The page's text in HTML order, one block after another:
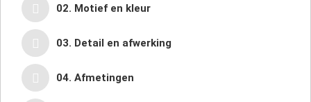
02. Motief en kleur
03. Detail en afwerking
04. Afmetingen